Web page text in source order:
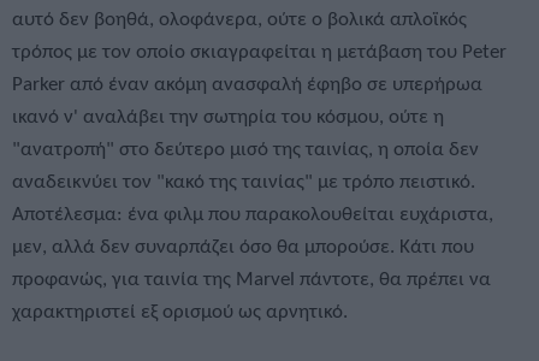
αυτό δεν βοηθά, ολοφάνερα, ούτε ο βολικά απλοϊκός
τρόπος με τον οποίο σκιαγραφείται η μετάβαση του Peter
Parker από έναν ακόμη ανασφαλή έφηβο σε υπερήρωα
ικανό ν' αναλάβει την σωτηρία του κόσμου, ούτε η
"ανατροπή" στο δεύτερο μισό της ταινίας, η οποία δεν
αναδεικνύει τον "κακό της ταινίας" με τρόπο πειστικό.
Αποτέλεσμα: ένα φιλμ που παρακολουθείται ευχάριστα,
μεν, αλλά δεν συναρπάζει όσο θα μπορούσε. Κάτι που
προφανώς, για ταινία της Marvel πάντοτε, θα πρέπει να
χαρακτηριστεί εξ ορισμού ως αρνητικό.